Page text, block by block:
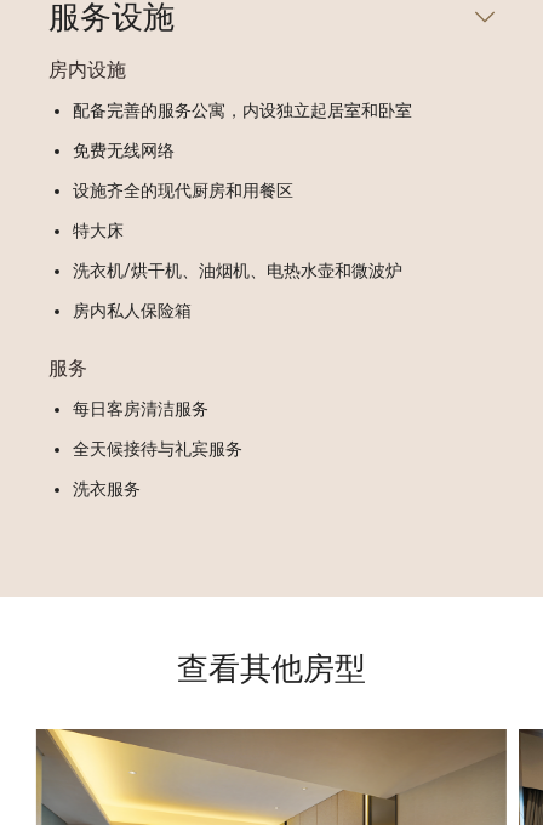
服务设施
房内设施
配备完善的服务公寓，内设独立起居室和卧室
免费无线网络
设施齐全的现代厨房和用餐区
特大床
洗衣机/烘干机、油烟机、电热水壶和微波炉
房内私人保险箱
服务
每日客房清洁服务
全天候接待与礼宾服务
洗衣服务
查看其他房型